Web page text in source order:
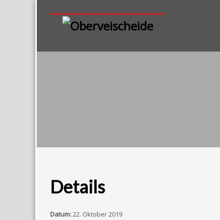
Details
Datum:22. Oktober 2019